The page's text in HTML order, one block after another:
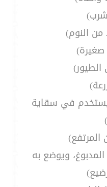
النوم)
في سقاية
المرتفع)
ويوضع به